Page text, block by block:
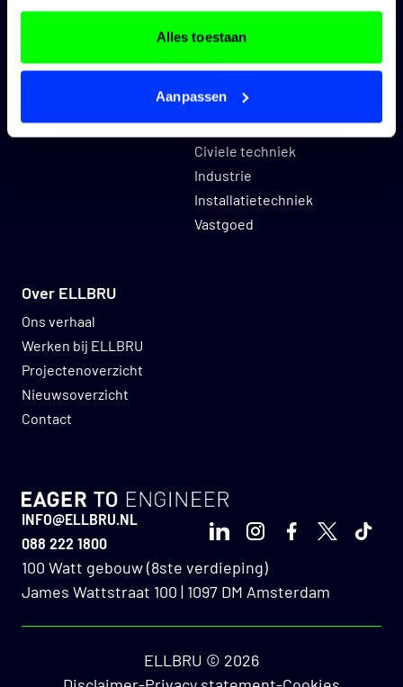
Alles toestaan
AanpassenArchitectuur
Bouwkunde
Civiele techniek
Industrie
Installatietechniek
Vastgoed
Opdrachtgevers
Over ELLBRU
Ons verhaal
Werken bij ELLBRU
Projectenoverzicht
Nieuwsoverzicht
Contact
GO TO HOMEPAGE
100 Watt gebouw (8ste verdieping)
James Wattstraat 100 | 1097 DM Amsterdam
INFO@ELLBRU.NL
088 222 1800
LinkedInInstagram
Facebook
X
ELLBRU © 2026